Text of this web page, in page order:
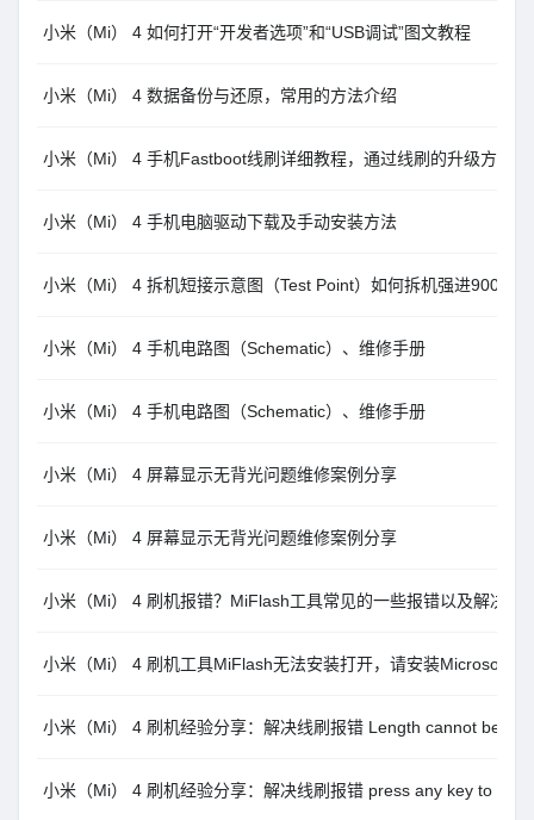
小米（Mi） 4 如何打开“开发者选项”和“USB调试”图文教程
小米（Mi） 4 数据备份与还原，常用的方法介绍
小米（Mi） 4 手机Fastboot线刷详细教程，通过线刷的升级方法
小米（Mi） 4 手机电脑驱动下载及手动安装方法
小米（Mi） 4 拆机短接示意图（Test Point）如何拆机强进9008刷
小米（Mi） 4 手机电路图（Schematic）、维修手册
小米（Mi） 4 手机电路图（Schematic）、维修手册
小米（Mi） 4 屏幕显示无背光问题维修案例分享
小米（Mi） 4 屏幕显示无背光问题维修案例分享
小米（Mi） 4 刷机报错？MiFlash工具常见的一些报错以及解决办
小米（Mi） 4 刷机工具MiFlash无法安装打开，请安装Microsoft
小米（Mi） 4 刷机经验分享：解决线刷报错 Length cannot be
小米（Mi） 4 刷机经验分享：解决线刷报错 press any key to